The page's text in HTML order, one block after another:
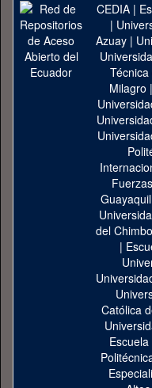
CEDIA|
|
Azuay|
Milagro |
Guayaquil
del
|
Católica